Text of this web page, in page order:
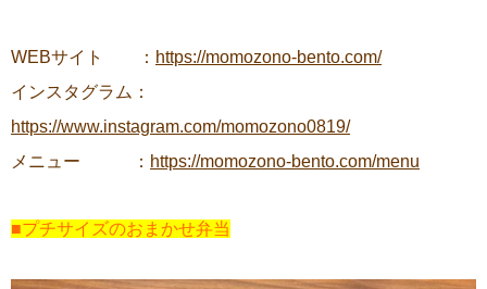
WEBサイト ： https://momozono-bento.com/
インスタグラム：
https://www.instagram.com/momozono0819/
メニュー ： https://momozono-bento.com/menu
■プチサイズのおまかせ弁当